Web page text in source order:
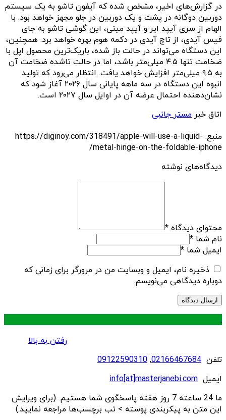
در گزارش‌های اخیر، مشخص شده که آیفون تاشو به یک سیستم
دوربین دوگانه در پشت و یک دوربین در جلو مجهز خواهد بود. با
الهام از سری آیپد ایر و آیپد مینی، این گوشی تاشو به جای
فیس آیدی، از تاچ آیدی در دکمه هوم بهره خواهد برد. همچنین،
این دستگاه می‌تواند در حالت باز شده، باریک‌ترین محصول اپل با
ضخامت تنها ۴.۵ میلی‌متر باشد، اما در حالت تاشده ضخامت آن
به ۹.۵ میلی‌متر افزایش خواهد یافت. انتظار می‌رود که تولید
انبوه این دستگاه در سه ماهه پایانی سال ۲۰۲۶ آغاز شود که
نشان‌دهنده احتمال عرضه آن در اوایل سال ۲۰۲۷ است.
اتاق خبر مستر جانبی
منبع: https://diginoy.com/318491/apple-will-use-a-liquid-
metal-hinge-on-the-foldable-iphone/
دیدگاه‌های نوشته
محتوای دیدگاه *
نام شما *
ایمیل شما *
ذخیره نام، ایمیل و وبسایت من در مرورگر برای زمانی که
دوباره دیدگاهی می‌نویسم.
.
رفتن به بالا
تلفن 02166467684
,
09122590310
ایمیل info[at]masterjanebi.com
ما 24 ساعته 7 روز هفته پاسخگوی شما هستیم. (برای ویرایش
این متن به پیکربندی پوسته > تب برچسب‌ها مراجعه نمایید.)